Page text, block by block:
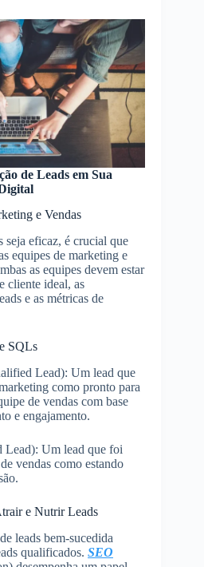
de Leads em Sua
e Vendas
seja eficaz, é crucial que
equipes de marketing e
as equipes devem estar
cliente ideal, as
e as métricas de
SQLs
Lead): Um lead que
como pronto para
de vendas com base
e engajamento.
Lead): Um lead que foi
vendas como estando
e Nutrir Leads
leads bem-sucedida
qualificados. SEO